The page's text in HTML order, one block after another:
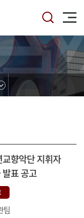
향악단 지휘자
표 공고
팀